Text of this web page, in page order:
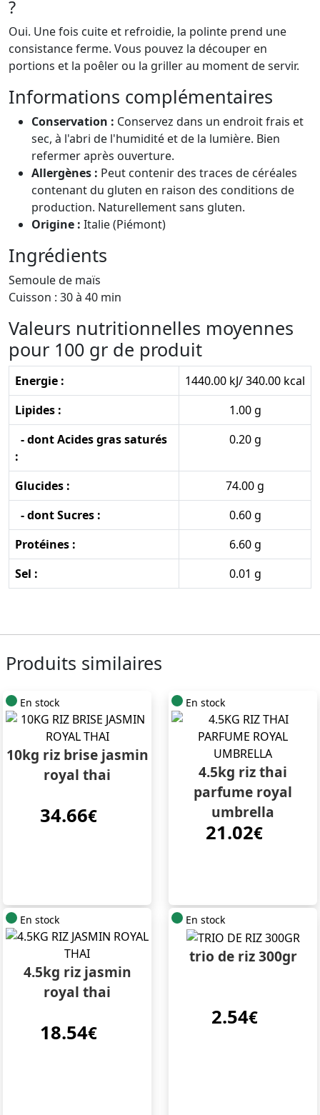
?
Oui. Une fois cuite et refroidie, la polinte prend une
consistance ferme. Vous pouvez la découper en
portions et la poêler ou la griller au moment de servir.
Informations complémentaires
Conservation : Conservez dans un endroit frais et
sec, à l'abri de l'humidité et de la lumière. Bien
refermer après ouverture.
Allergènes : Peut contenir des traces de céréales
contenant du gluten en raison des conditions de
production. Naturellement sans gluten.
Origine : Italie (Piémont)
Ingrédients
Semoule de maïs
Cuisson : 30 à 40 min
Valeurs nutritionnelles moyennes
pour 100 gr de produit
Energie :
1440.00 kJ/ 340.00 kcal
Lipides :
1.00 g
- dont Acides gras saturés
:
0.20 g
Glucides :
74.00 g
- dont Sucres :
0.60 g
Protéines :
6.60 g
Sel :
0.01 g
Produits similaires
En stock
10kg riz brise jasmin
royal thai
34.66€
En stock
4.5kg riz thai
parfume royal
umbrella
21.02€
En stock
4.5kg riz jasmin
royal thai
18.54€
En stock
trio de riz 300gr
2.54€